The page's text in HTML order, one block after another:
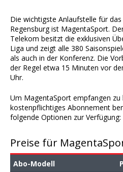
Die wichtigste Anlaufstelle für das
Regensburg ist MagentaSport.
Telekom besitzt die exklusiven
Liga und zeigt alle 380
als auch in der Konferenz. Die
der Regel etwa 15 Minuten vor
Uhr.
Um MagentaSport empfangen zu
kostenpflichtiges Abonnement
folgende Optionen zur Verfügung:
Preise für
Abo-Modell